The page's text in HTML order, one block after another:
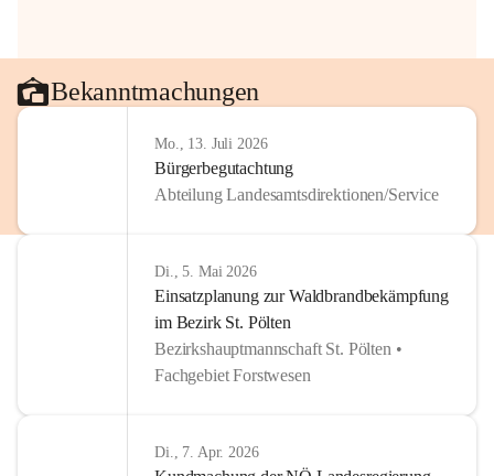
Bekanntmachungen
Mo., 13. Juli 2026
Bürgerbegutachtung
Abteilung Landesamtsdirektionen/Service
Di., 5. Mai 2026
Einsatzplanung zur Waldbrandbekämpfung
im Bezirk St. Pölten
Bezirkshauptmannschaft St. Pölten •
Fachgebiet Forstwesen
Di., 7. Apr. 2026